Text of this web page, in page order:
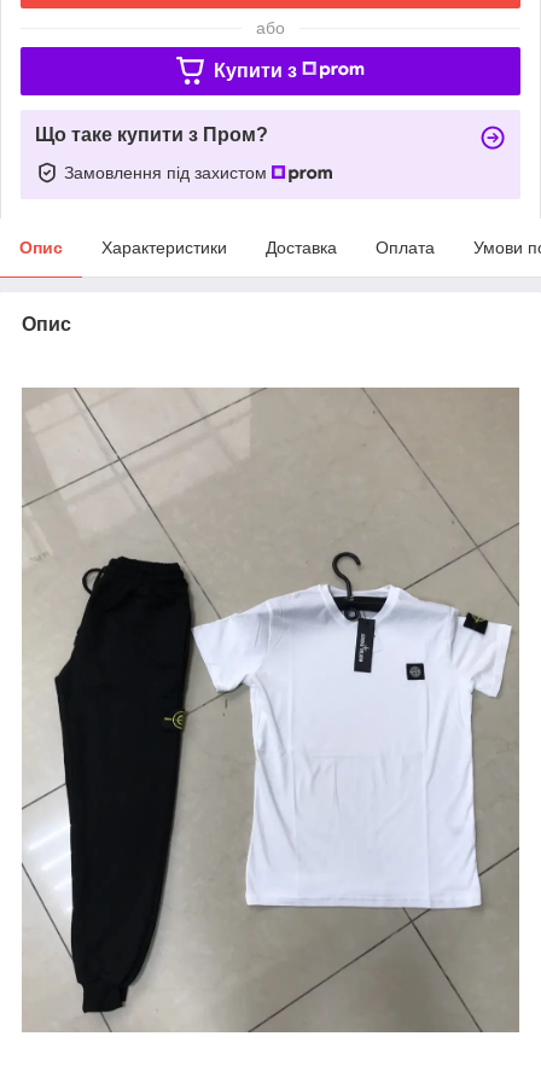
або
Купити з
Що таке купити з Пром?
Замовлення під захистом
Опис Характеристики Доставка Оплата Умови
Опис